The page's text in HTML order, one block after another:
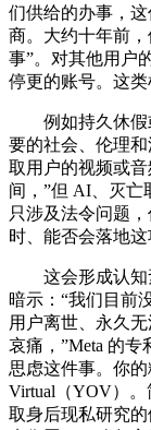
们供给的办事，
商。大约十年前
事”。对其他用户
停更的账号。这类
例如持久休假
要的社会、伦理
取用户的视频或
间，”但 AI、灭亡
只涉及法令问题
时、能否会落地这
这会形成认知紊
暗示：“我们目前
用户离世、永久
哀痛，”Meta 的
思虑这件事。你
Virtual（YOV）
取身后现私研究